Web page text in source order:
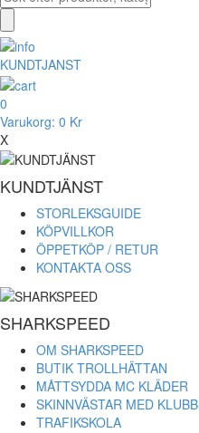
KUNDTJANST
0
Varukorg: 0 Kr
X
KUNDTJÄNST
STORLEKSGUIDE
KÖPVILLKOR
ÖPPETKÖP / RETUR
KONTAKTA OSS
SHARKSPEED
OM SHARKSPEED
BUTIK TROLLHÄTTAN
MÅTTSYDDA MC KLÄDER
SKINNVÄSTAR MED
TRAFIKSKOLA